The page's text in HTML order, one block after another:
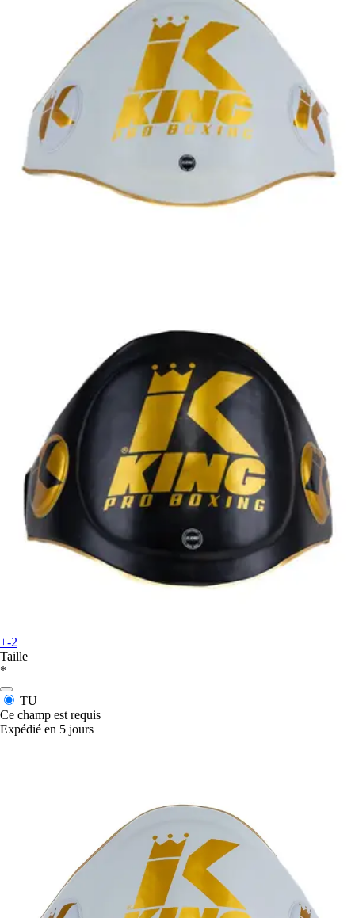
+-2
Taille
*
TU
Ce champ est requis
Expédié en 5 jours